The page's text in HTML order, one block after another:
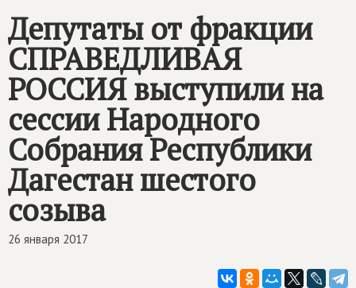
Контакты
Депутаты от фракции
СПРАВЕДЛИВАЯ
РОССИЯвыступили на
сессии Народного
Собрания Республики
Дагестан шестого
созыва
26 января 2017